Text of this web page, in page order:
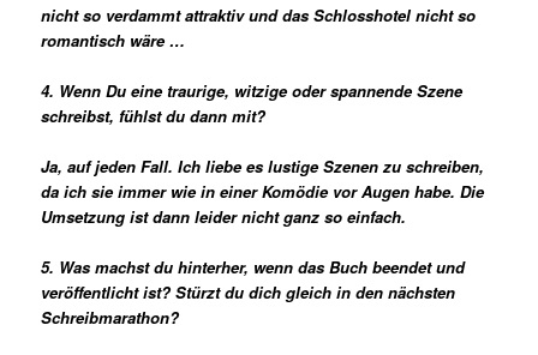
nicht so verdammt attraktiv und das Schlosshotel nicht so
romantisch wäre …
4. Wenn Du eine traurige, witzige oder spannende Szene
schreibst, fühlst du dann mit?
Ja, auf jeden Fall. Ich liebe es lustige Szenen zu schreiben,
da ich sie immer wie in einer Komödie vor Augen habe. Die
Umsetzung ist dann leider nicht ganz so einfach.
5. Was machst du hinterher, wenn das Buch beendet und
veröffentlicht ist? Stürzt du dich gleich in den nächsten
Schreibmarathon?